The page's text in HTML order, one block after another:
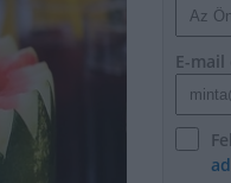
E-mail